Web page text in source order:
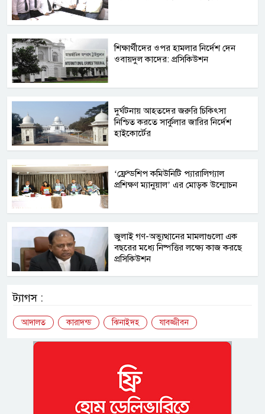
শিক্ষার্থীদের ওপর হামলার নির্দেশ দেন
ওবায়দুল কাদের: প্রসিকিউশন
দুর্ঘটনায় আহতদের জরুরি চিকিৎসা
নিশ্চিত করতে সার্কুলার জারির নির্দেশ
হাইকোর্টের
‘ফ্রেন্ডশিপ কমিউনিটি প্যারালিগ্যাল
প্রশিক্ষণ ম্যানুয়াল’ এর মোড়ক উন্মোচন
জুলাই গণ-অভ্যুত্থানের মামলাগুলো এক
বছরের মধ্যে নিষ্পত্তির লক্ষ্যে কাজ করছে
প্রসিকিউশন
ট্যাগস :
আদালত কারাদন্ড ঝিনাইদহ যাবজ্জীবন